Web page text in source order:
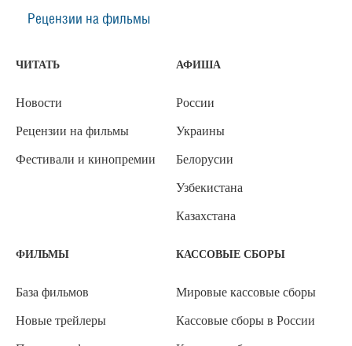
Рецензии на фильмы
ЧИТАТЬ
Новости
Рецензии на фильмы
Фестивали и кинопремии
АФИША
России
Украины
Белорусии
Узбекистана
Казахстана
ФИЛЬМЫ
База фильмов
Новые трейлеры
КАССОВЫЕ СБОРЫ
Мировые кассовые сборы
Кассовые сборы в России